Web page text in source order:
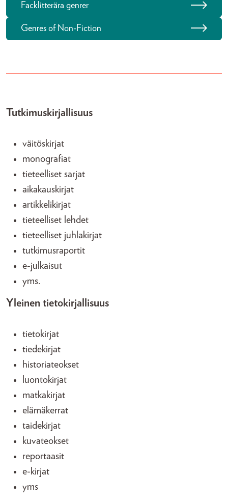
Facklitterära genrer
Genres of Non-Fiction
Tutkimuskirjallisuus
väitöskirjat
monografiat
tieteelliset sarjat
aikakauskirjat
artikkelikirjat
tieteelliset lehdet
tieteelliset juhlakirjat
tutkimusraportit
e-julkaisut
yms.
Yleinen tietokirjallisuus
tietokirjat
tiedekirjat
historiateokset
luontokirjat
matkakirjat
elämäkerrat
taidekirjat
kuvateokset
reportaasit
e-kirjat
yms